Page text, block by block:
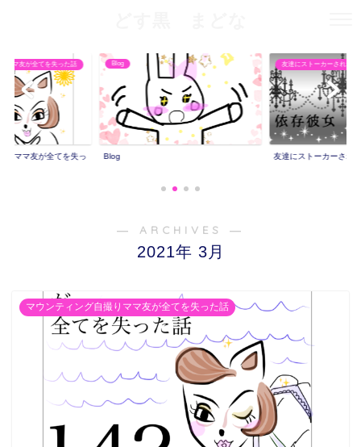
ママ友が全てを失った話
りママ友が全てを失っ
Blog
Blog
友達にストーカーされた話
友達にストーカーされ
― ARCHIVES ―
2021年 3月
マウンティング自撮りママ友が全てを失った話